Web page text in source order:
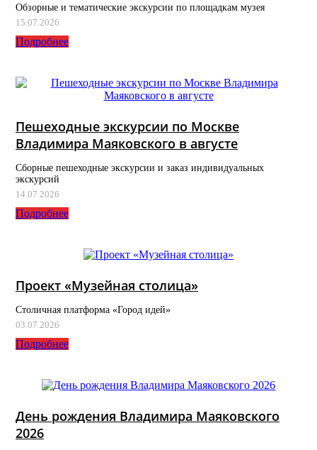
Обзорные и тематические экскурсии по площадкам музея
15.07.2026
Подробнее
Пешеходные экскурсии по Москве
Владимира Маяковского в августе
Сборные пешеходные экскурсии и заказ индивидуальных
экскурсий
14.07.2026
Подробнее
Проект «Музейная столица»
Столичная платформа «Город идей»
03.07.2026
Подробнее
День рождения Владимира Маяковского
2026